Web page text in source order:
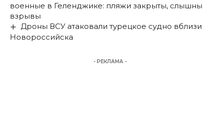
военные в Геленджике: пляжи закрыты, слышны
взрывы
Дроны ВСУ атаковали турецкое судно вблизи
Новороссийска
- РЕКЛАМА -